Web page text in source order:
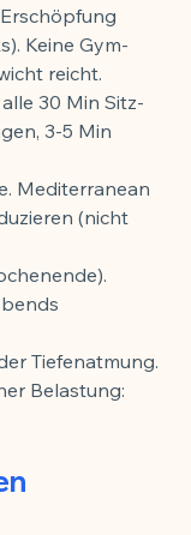
Keine Gym-
reicht.
30 Min Sitz-
3-5 Min
Mediterranean
(nicht
Tiefenatmung.
Belastung: